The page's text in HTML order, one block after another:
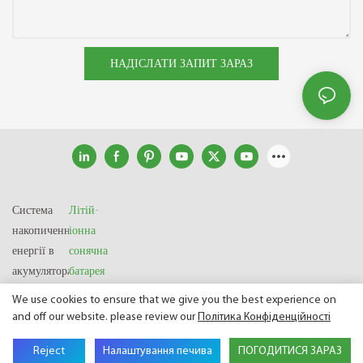
НАДІСЛАТИ ЗАПИТ ЗАРАЗ
Система
накопичення
енергії в
акумуляторах
Літій-
іонна
сонячна
батарея
Авторське право © 2025 SHENZHEN GSL ENERGY TECH CO LTD
Карта сайту Політика конфіденційності
We use cookies to ensure that we give you the best experience on
and off our website. please review ourПолітика Конфіденційності
Reject Налаштування печива ПОГОДИТИСЯ ЗАРАЗ